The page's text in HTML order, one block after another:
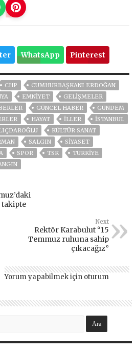
WhatsApp Pinterest
CHP
CUMHURBAŞKANI ERDOĞAN
EMNİYET
GELIŞMELER
GÜNCEL HABER
GÜNDEM
HAYAT İLLER
ISTANBUL
KÜLTÜR SANAT
SALGIN
SİYASET
SPOR TSK
TÜRKİYE
Next
Rektör Karabulut “15
Temmuz ruhuna sahip
çıkacağız”
Yorum yapabilmek için oturum